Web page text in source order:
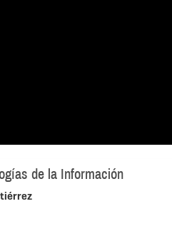
de la Información